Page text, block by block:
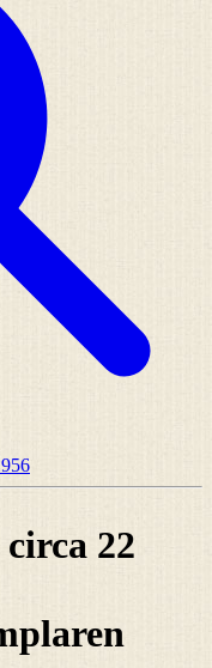
22